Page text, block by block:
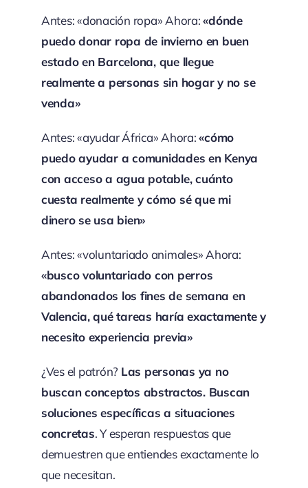
Antes: «donación ropa» Ahora:«dónde
puedo donar ropa de invierno en buen
estado en Barcelona, que llegue
realmente a personas sin hogar y no se
venda»
Antes: «ayudar África» Ahora:«cómo
puedo ayudar a comunidades en Kenya
con acceso a agua potable, cuánto
cuesta realmente y cómo sé que mi
dinero se usa bien»
Antes: «voluntariado animales» Ahora:
«busco voluntariado con perros
abandonados los fines de semana en
Valencia, qué tareas haría exactamente y
necesito experiencia previa»
¿Ves el patrón? Las personas ya no
buscan conceptos abstractos. Buscan
soluciones específicas a situaciones
concretas. Y esperan respuestas que
demuestren que entiendes exactamente lo
que necesitan.